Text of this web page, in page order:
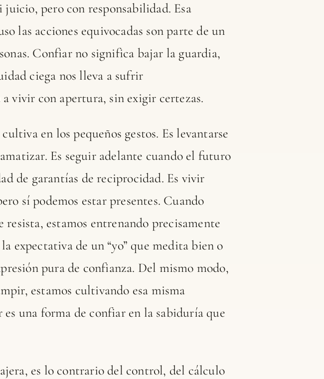
pero con responsabilidad. Esa
las acciones equivocadas son parte de un
Confiar no significa bajar la guardia,
ciega nos lleva a sufrir
vivir con apertura, sin exigir certezas.
en los pequeños gestos. Es levantarse
Es seguir adelante cuando el futuro
de garantías de reciprocidad. Es vivir
sí podemos estar presentes. Cuando
estamos entrenando precisamente
expectativa de un “yo” que medita bien o
pura de confianza. Del mismo modo,
estamos cultivando esa misma
una forma de confiar en la sabiduría que
es lo contrario del control, del cálculo